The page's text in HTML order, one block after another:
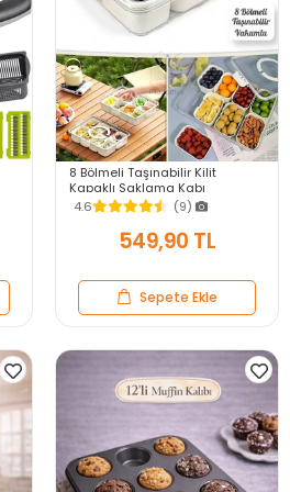
8 Bölmeli Taşınabilir Kilit
Kapaklı Saklama Kabı
Kahvaltılık Organizer Piknik Seti
Gıda Kutusu
4.6 (9)
549,90 TL
Sepete Ekle